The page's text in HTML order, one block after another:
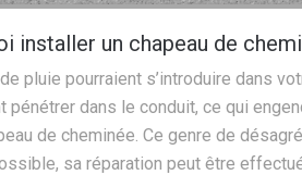
installer un chapeau de
pluie pourraient s’introduire dans
pénétrer dans le conduit, ce qui
de cheminée. Ce genre de
sa réparation peut être